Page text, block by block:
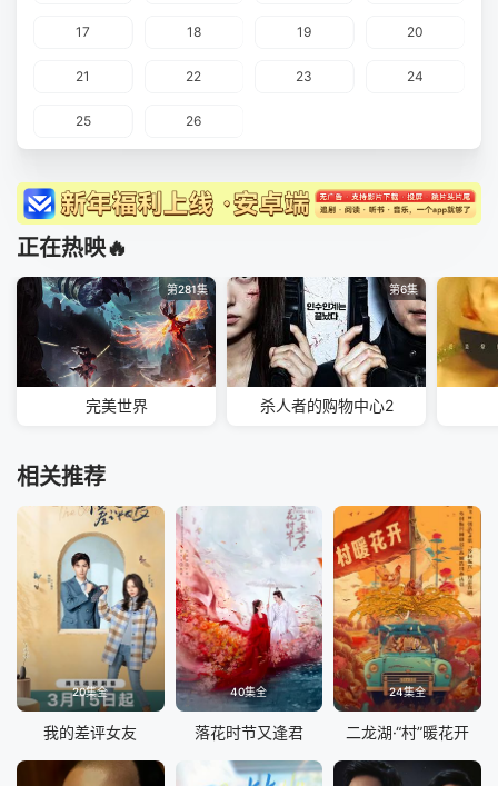
17 18 19 20
21 22 23 24
25 26
正在热映🔥
第281集
完美世界
第6集
杀人者的购物中心2
相关推荐
20集全
我的差评女友
40集全
落花时节又逢君
24集全
二龙湖·“村”暖花开